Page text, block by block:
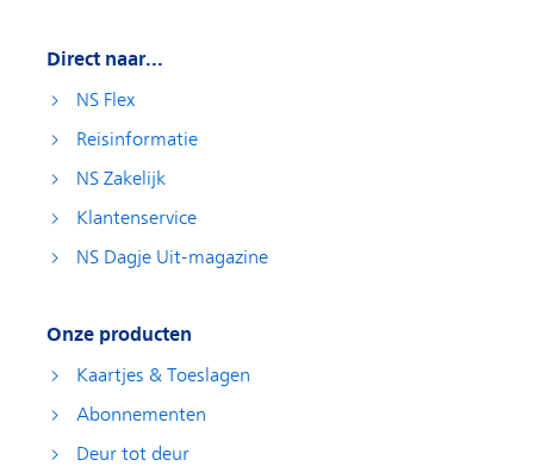
Direct naar...
NS Flex
Reisinformatie
NS Zakelijk
Klantenservice
NS Dagje Uit-magazine
Onze producten
Kaartjes & Toeslagen
Abonnementen
Deur tot deur